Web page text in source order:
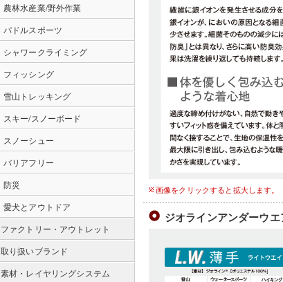
画像をクリックすると拡大します。
ジオラインアンダーウ
農林水産業/野外作業
パドルスポーツ
シャワークライミング
フィッシング
雪山トレッキング
スキー/スノーボード
スノーシュー
バリアフリー
防災
愛犬とアウトドア
ファクトリー・アウトレット
取り扱いブランド
素材・レイヤリングシステム